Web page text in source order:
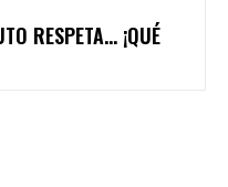
RESPETA… ¡QUÉ